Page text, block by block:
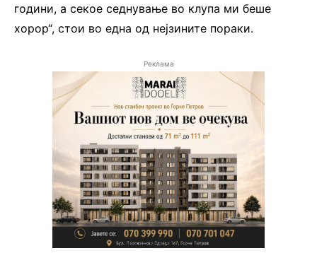
години, а секое седнување во клупа ми беше
хорор“, стои во една од нејзините пораки.
Реклама